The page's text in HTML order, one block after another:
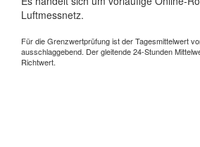
Luftmessnetz.
Für die Grenzwertprüfung ist der Tagesmittelwert
ausschlaggebend. Der gleitende 24-Stunden
Richtwert.